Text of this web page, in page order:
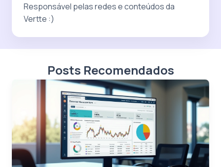
Responsável pelas redes e conteúdos da
Vertte :)
Posts Recomendados